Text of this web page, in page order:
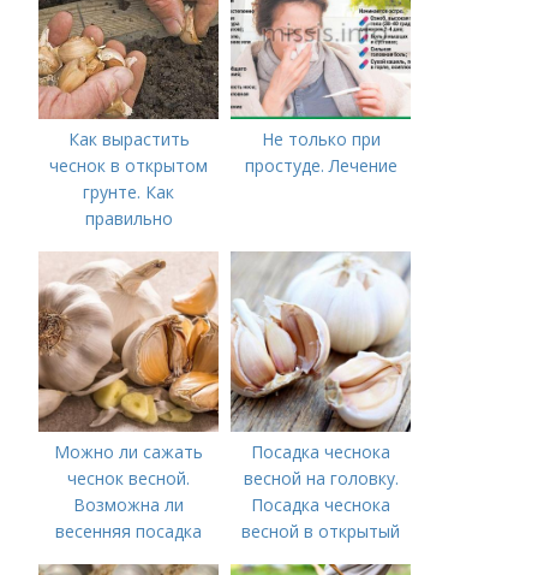
Как вырастить
чеснок в открытом
грунте. Как
правильно
открытом грунте
Не только при
простуде. Лечение
Можно ли сажать
чеснок весной.
Возможна ли
весенняя посадка
Посадка чеснока
весной на головку.
Посадка чеснока
весной в открытый